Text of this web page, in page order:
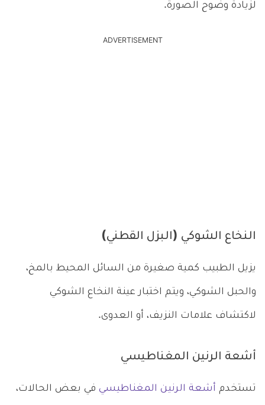
لزيادة وضوح الصورة.
ADVERTISEMENT
النخاع الشوكي (البزل القطني)
يزيل الطبيب كمية صغيرة من السائل المحيط بالمخ،
والحبل الشوكي، ويتم اختبار عينة النخاع الشوكي
لاكتشاف علامات النزيف، أو العدوى.
أشعة الرنين المغناطيسي
تستخدم أشعة الرنين المغناطيسي في بعض الحالات،